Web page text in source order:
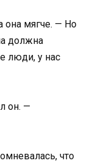
мягче. — Но
должна
люди, у нас
он. —
что